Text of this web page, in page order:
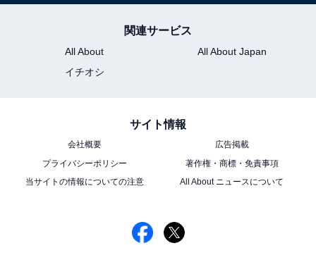
関連サービス
All About
All About Japan
イチオシ
サイト情報
会社概要
広告掲載
プライバシーポリシー
著作権・商標・免責事項
当サイトの情報についての注意
All About ニュースについて